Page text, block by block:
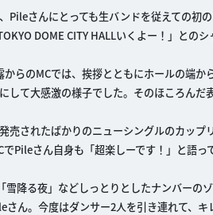
Pileさんにとっても生バンドを従えての初
DOME CITY HALLいくよー！」との
からのMCでは、挨拶とともにホールの端
して大感激の様子でした。そのほころんだ
売されたばかりのニューシングルのカッ
Pileさん自身も「超楽しーです！」と語っ
雪降る夜」などしっとりとしたナンバー
さん。今度はダンサー2人を引き連れて、